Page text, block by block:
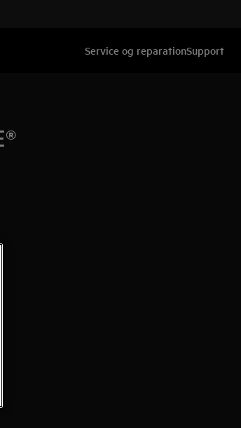
Service og reparationSupport